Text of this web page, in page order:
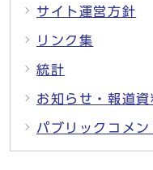
サイト運営方針
リンク集
統計
お知らせ・報道資
パブリックコメン